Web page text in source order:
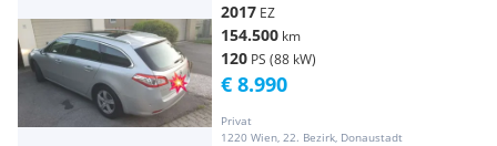
2017 EZ
154.500 km
120 PS (88 kW)
Privat
1220 Wien, 22. Bezirk, Donaustadt
€ 8.990